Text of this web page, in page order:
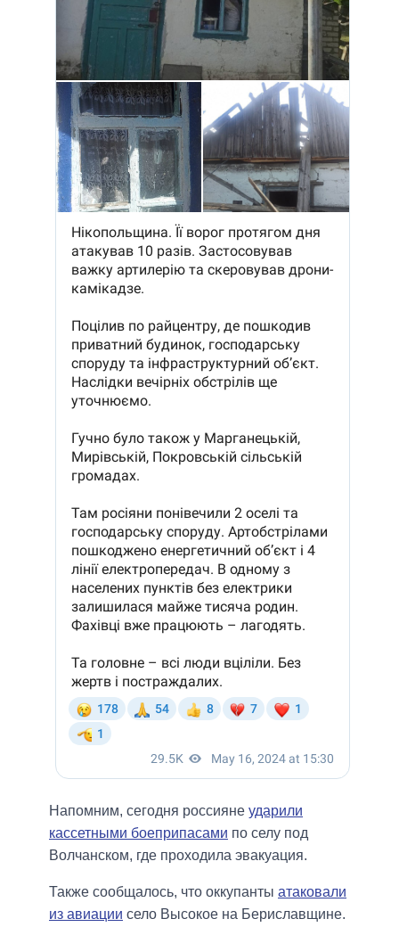
Напомним, сегодня россияне ударили
кассетными боеприпасами по селу под
Волчанском, где проходила эвакуация.
Также сообщалось, что оккупанты атаковали
из авиации село Высокое на Бериславщине.